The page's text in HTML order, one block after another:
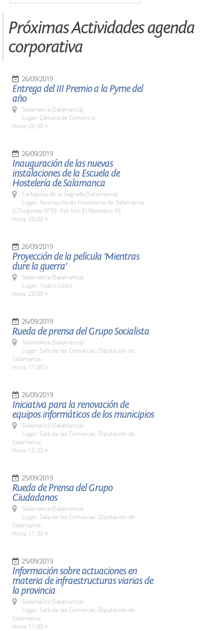
Próximas Actividades agenda
corporativa
26/09/2019
Entrega del III Premio a la Pyme del
año
Salamanca (Salamanca)
Lugar: Cámara de Comercio
Hora: 20:30 h.
26/09/2019
Inauguración de las nuevas
instalaciones de la Escuela de
Hostelería de Salamanca
Carbajosa de la Sagrada (Salamanca)
Lugar: Asociación de Hostelería de Salamanca
(C/Segunda Nº39. Pol. Ind. El Montalvo III)
Hora: 20:00 h.
26/09/2019
Proyección de la película 'Mientras
dure la guerra'
Salamanca (Salamanca)
Lugar: Teatro Liceo
Hora: 20:00 h.
26/09/2019
Rueda de prensa del Grupo Socialista
Salamanca (Salamanca)
Lugar: Sala de las Comarcas. Diputación de
Salamanca
Hora: 11:00 h.
26/09/2019
Iniciativa para la renovación de
equipos informáticos de los municipios
Salamanca (Salamanca)
Lugar: Sala de las Comarcas. Diputación de
Salamanca
Hora: 10:30 h.
25/09/2019
Rueda de Prensa del Grupo
Ciudadanos
Salamanca (Salamanca)
Lugar: Sala de las Comarcas. Diputación de
Salamanca
Hora: 11:30 h.
25/09/2019
Información sobre actuaciones en
materia de infraestructuras viarias de
la provincia
Salamanca (Salamanca)
Lugar: Sala de las Comarcas. Diputación de
Salamanca
Hora: 11:00 h.